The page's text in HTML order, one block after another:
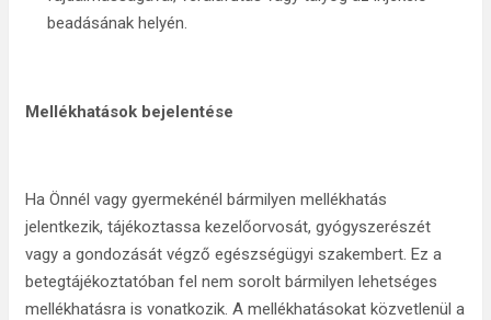
beadásának helyén.
Mellékhatások bejelentése
Ha Önnél vagy gyermekénél bármilyen mellékhatás
jelentkezik, tájékoztassa kezelőorvosát, gyógyszerészét
vagy a gondozását végző egészségügyi szakembert. Ez a
betegtájékoztatóban fel nem sorolt bármilyen lehetséges
mellékhatásra is vonatkozik. A mellékhatásokat közvetlenül a